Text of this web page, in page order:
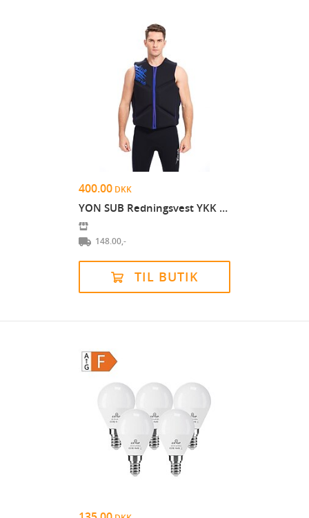
400.00 DKK
YON SUB Redningsvest YKK Lynlås Svømning Sejlads E...
148.00,-
TIL BUTIK